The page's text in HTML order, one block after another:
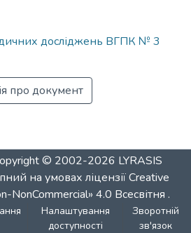
досліджень ВГПК № 3
про документ
© 2002-2026 LYRASIS
на умовах ліцензіїCreative
NonCommercial» 4.0 Всесвітня .
Налаштування
доступності
Зворотній
зв'язок